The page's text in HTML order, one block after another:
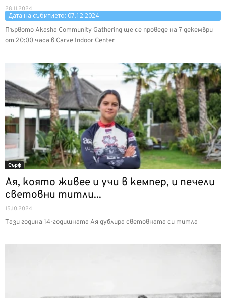
28.11.2024
Дата на събитието: 07.12.2024
Първото Akasha Community Gathering ще се проведе на 7 декември
от 20:00 часа в Carve Indoor Center
Сърф
Ая, която живее и учи в кемпер, и печели
световни титли...
15.10.2024
Тази година 14-годишната Ая дублира световната си титла